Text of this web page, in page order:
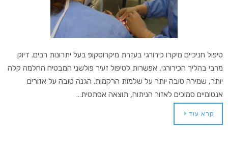
טיפול חניכיים מיקרו כירורגי בעזרת מיקרוסקופ בעל יתרונות רבים. דיוק
מרבי בהליך הכירורגי, אפשרות לטיפול זעיר פולשני המבטיח החלמה קלה
יותר, שמירה טובה יותר על שלמות הרקמות. הגנה טובה על אזורים
אנטומיים סמוכים לאזור הניתוח, תוצאה אסתטית…
קרא עוד